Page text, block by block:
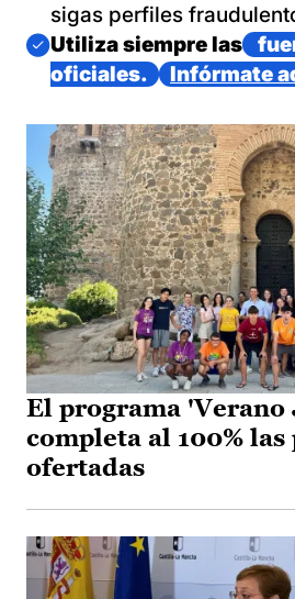
sigas perfiles
Imagen
Utiliza siempre las
oficiales.
Infórmate
El programa 'Verano
completa al 100% las
ofertadas